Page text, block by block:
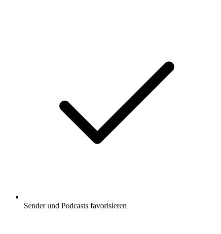
Sender und Podcasts favorisieren